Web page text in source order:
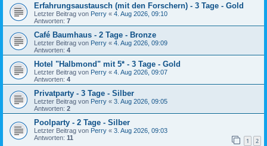
Erfahrungsaustausch (mit den Forschern) - 3 Tage - Gold
Letzter Beitrag von Perry « 4. Aug 2026, 09:10
Antworten: 7
Café Baumhaus - 2 Tage - Bronze
Letzter Beitrag von Perry « 4. Aug 2026, 09:09
Antworten: 4
Hotel "Halbmond" mit 5* - 3 Tage - Gold
Letzter Beitrag von Perry « 4. Aug 2026, 09:07
Antworten: 4
Privatparty - 3 Tage - Silber
Letzter Beitrag von Perry « 3. Aug 2026, 09:05
Antworten: 2
Poolparty - 2 Tage - Silber
Letzter Beitrag von Perry « 3. Aug 2026, 09:03
Antworten: 11 1 2